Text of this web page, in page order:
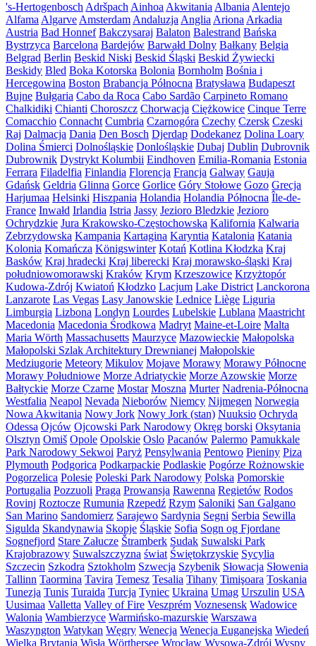
's-Hertogenbosch Adršpach Ainhoa Akwitania Albania Alentejo
Alfama Algarve Amsterdam Andaluzja Anglia Ariona Arkadia
Austria Bad Honnef Bakczysaraj Balaton Balestrand Bańska
Bystrzyca Barcelona Bardejów Barwałd Dolny Bałkany Belgia
Belgrad Berlin Beskid Niski Beskid Śląski Beskid Żywiecki
Beskidy Bled Boka Kotorska Bolonia Bornholm Bośnia i
Hercegowina Boston Brabancja Północna Bratysława Budapeszt
Bujne Bułgaria Cabo da Roca Cabo Sardão Carpineto Romano
Chalkidiki Chianti Choroszcz Chorwacja Ciężkowice Cinque Terre
Comacchio Connacht Cumbria Czarnogóra Czechy Czersk Czeski
Raj Dalmacja Dania Den Bosch Djerdap Dodekanez Dolina Loary
Dolina Śmierci Dolnośląskie Donlośląskie Dubaj Dublin Dubrovnik
Dubrownik Dystrykt Kolumbii Eindhoven Emilia-Romania Estonia
Ferrara Filadelfia Finlandia Florencja Francja Galway Gauja
Gdańsk Geldria Glinna Gorce Gorlice Góry Stołowe Gozo Grecja
Harjumaa Helsinki Hiszpania Holandia Holandia Północna Île-de-
France Inwałd Irlandia Istria Jassy Jezioro Bledzkie Jezioro
Ochrydzkie Jura Krakowsko-Częstochowska Kalifornia Kalwaria
Zebrzydowska Kampania Kartagina Karyntia Katalonia Katania
Kolonia Komańcza Königswinter Kotań Kotlina Kłodzka Kraj
Basków Kraj hradecki Kraj liberecki Kraj morawsko-śląski Kraj
południowomorawski Kraków Krym Krzeszowice Krzyżtopór
Kudowa-Zdrój Kwiatoń Kłodzko Lacjum Lake District Lanckorona
Lanzarote Las Vegas Lasy Janowskie Lednice Liège Liguria
Limburgia Lizbona Londyn Lourdes Lubelskie Lublana Maastricht
Macedonia Macedonia Środkowa Madryt Maine-et-Loire Malta
Maria Wörth Massachusetts Maurzyce Mazowieckie Małopolska
Małopolski Szlak Architektury Drewnianej Małopolskie
Medziugorie Meteory Mikulov Mojave Morawy Morawy Północne
Morawy Południowe Morze Adriatyckie Morze Azowskie Morze
Bałtyckie Morze Czarne Mostar Moszna Murter Nadrenia-Północna
Westfalia Neapol Nevada Nieborów Niemcy Nijmegen Norwegia
Nowa Akwitania Nowy Jork Nowy Jork (stan) Nuuksio Ochryda
Odessa Ojców Ojcowski Park Narodowy Okręg borski Oksytania
Olsztyn Omiš Opole Opolskie Oslo Pacanów Palermo Pamukkale
Park Narodowy Sekwoi Paryż Pensylwania Pentowo Pieniny Piza
Plymouth Podgorica Podkarpackie Podlaskie Pogórze Rożnowskie
Pogorzelica Polesie Poleski Park Narodowy Polska Pomorskie
Portugalia Pozzuoli Praga Prowansja Rawenna Regietów Rodos
Rovinj Roztocze Rumunia Rzepedź Rzym Saloniki San Galgano
San Marino Sandomierz Sarajewo Sardynia Segni Serbia Sewilla
Sigulda Skandynawia Skopje Śląskie Sofia Sogn og Fjordane
Sognefjord Stare Załucze Štramberk Sudak Suwalski Park
Krajobrazowy Suwalszczyzna świat Świętokrzyskie Sycylia
Szczecin Szkodra Sztokholm Szwecja Szybenik Słowacja Słowenia
Tallinn Taormina Tavira Temesz Tesalia Tihany Timişoara Toskania
Tunezja Tunis Turaida Turcja Tyniec Ukraina Umag Urszulin USA
Uusimaa Valletta Valley of Fire Veszprém Voznesensk Wadowice
Walonia Wambierzyce Warmińsko-mazurskie Warszawa
Waszyngton Watykan Węgry Wenecja Wenecja Euganejska Wiedeń
Wielka Brytania Wisła Wörthersee Wrocław Wysowa-Zdrój Wyspy